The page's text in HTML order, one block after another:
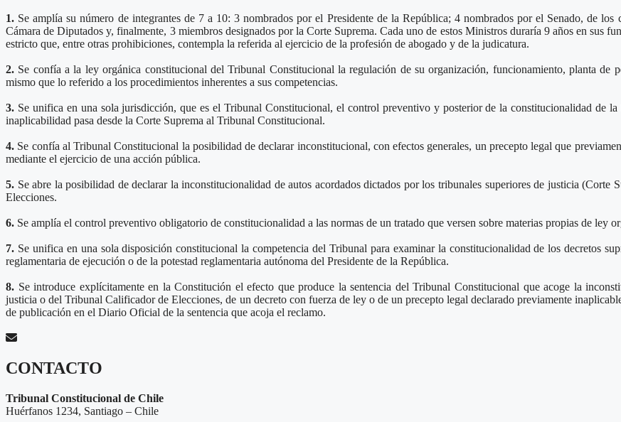
1. Se amplía su número de integrantes de 7 a 10: 3 nombrados por el Presidente de la República; 4 nombrados por el Senado, de
Cámara de Diputados y, finalmente, 3 miembros designados por la Corte Suprema. Cada uno de estos Ministros duraría 9 años en sus
estricto que, entre otras prohibiciones, contempla la referida al ejercicio de la profesión de abogado y de la judicatura.
2. Se confía a la ley orgánica constitucional del Tribunal Constitucional la regulación de su organización, funcionamiento, planta de
mismo que lo referido a los procedimientos inherentes a sus competencias.
3. Se unifica en una sola jurisdicción, que es el Tribunal Constitucional, el control preventivo y posterior de la constitucionalidad de
inaplicabilidad pasa desde la Corte Suprema al Tribunal Constitucional.
4. Se confía al Tribunal Constitucional la posibilidad de declarar inconstitucional, con efectos generales, un precepto legal que
mediante el ejercicio de una acción pública.
5. Se abre la posibilidad de declarar la inconstitucionalidad de autos acordados dictados por los tribunales superiores de justicia
Elecciones.
6. Se amplía el control preventivo obligatorio de constitucionalidad a las normas de un tratado que versen sobre materias propias de ley
7. Se unifica en una sola disposición constitucional la competencia del Tribunal para examinar la constitucionalidad de los decretos
reglamentaria de ejecución o de la potestad reglamentaria autónoma del Presidente de la República.
8. Se introduce explícitamente en la Constitución el efecto que produce la sentencia del Tribunal Constitucional que acoge la
justicia o del Tribunal Calificador de Elecciones, de un decreto con fuerza de ley o de un precepto legal declarado previamente
de publicación en el Diario Oficial de la sentencia que acoja el reclamo.
CONTACTO
Tribunal Constitucional de Chile
Huérfanos 1234, Santiago – Chile